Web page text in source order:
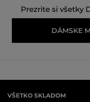
Prezrite si všetky
DÁMSKE
VŠETKO SKLADOM